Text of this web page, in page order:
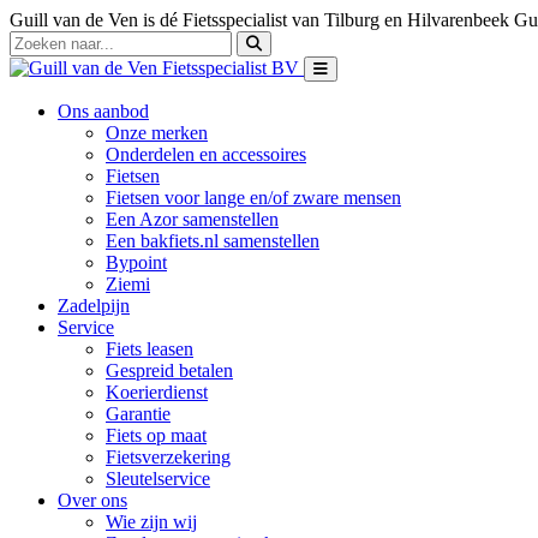
Guill van de Ven is dé Fietsspecialist van Tilburg en Hilvarenbeek
Ons aanbod
Onze merken
Onderdelen en accessoires
Fietsen
Fietsen voor lange en/of zware mensen
Een Azor samenstellen
Een bakfiets.nl samenstellen
Bypoint
Ziemi
Zadelpijn
Service
Fiets leasen
Gespreid betalen
Koerierdienst
Garantie
Fiets op maat
Fietsverzekering
Sleutelservice
Over ons
Wie zijn wij